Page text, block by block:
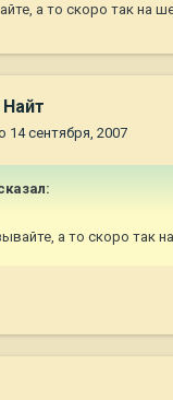
а то скоро так на
Найт
14 сентября, 2007
а то скоро так